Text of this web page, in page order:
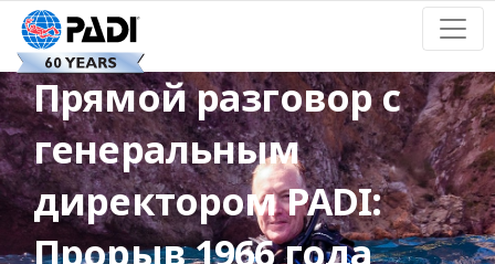
Прямой разговор с
генеральным
директором PADI:
Прорыв 1966 года